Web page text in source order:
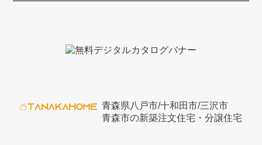
青森県八戸市/十和田市/三沢市
青森市の新築注文住宅・分譲住宅